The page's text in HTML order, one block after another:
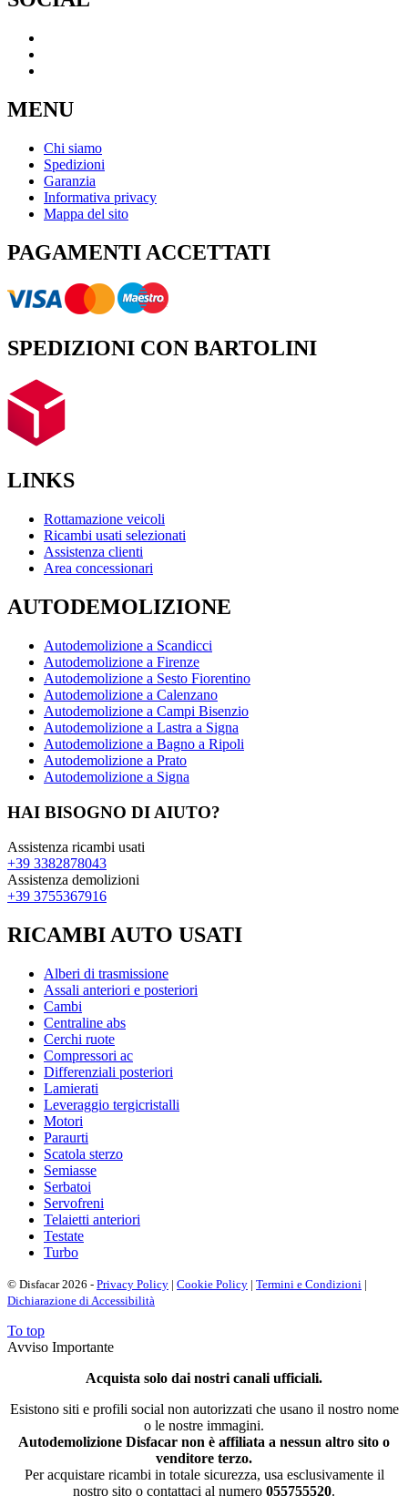
MENU
Chi siamo
Spedizioni
Garanzia
Informativa privacy
Mappa del sito
PAGAMENTI ACCETTATI
SPEDIZIONI CON BARTOLINI
LINKS
Rottamazione veicoli
Ricambi usati selezionati
Assistenza clienti
Area concessionari
AUTODEMOLIZIONE
Autodemolizione a Scandicci
Autodemolizione a Firenze
Autodemolizione a Sesto Fiorentino
Autodemolizione a Calenzano
Autodemolizione a Campi Bisenzio
Autodemolizione a Lastra a Signa
Autodemolizione a Bagno a Ripoli
Autodemolizione a Prato
Autodemolizione a Signa
HAI BISOGNO DI AIUTO?
Assistenza ricambi usati
+39 3382878043
Assistenza demolizioni
+39 3755367916
RICAMBI AUTO USATI
Alberi di trasmissione
Assali anteriori e posteriori
Cambi
Centraline abs
Cerchi ruote
Compressori ac
Differenziali posteriori
Lamierati
Leveraggio tergicristalli
Motori
Paraurti
Scatola sterzo
Semiasse
Serbatoi
Servofreni
Telaietti anteriori
Testate
Turbo
© Disfacar 2026 - Privacy Policy | Cookie Policy | Termini e Condizioni |
Dichiarazione di Accessibilità
To top
Avviso Importante
Acquista solo dai nostri canali ufficiali.
Esistono siti e profili social non autorizzati che usano il nostro nome
o le nostre immagini.
Autodemolizione Disfacar non è affiliata a nessun altro sito o
venditore terzo.
Per acquistare ricambi in totale sicurezza, usa esclusivamente il
nostro sito o contattaci al numero 055755520.